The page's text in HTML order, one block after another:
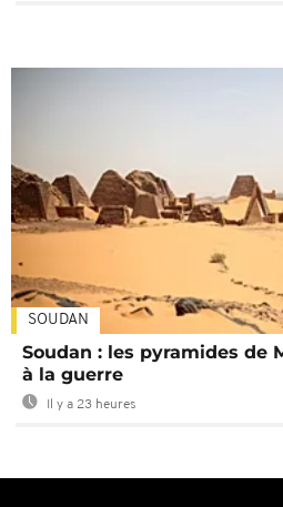
SOUDAN
Soudan : les pyramides de
à la guerre
Il y a 23 heures